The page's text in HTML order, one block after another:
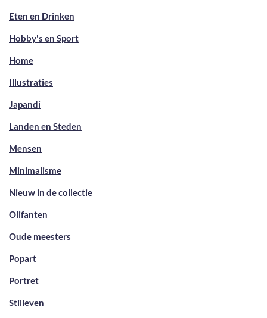
Eten en Drinken
Hobby's en Sport
Home
Illustraties
Japandi
Landen en Steden
Mensen
Minimalisme
Nieuw in de collectie
Olifanten
Oude meesters
Popart
Portret
Stilleven